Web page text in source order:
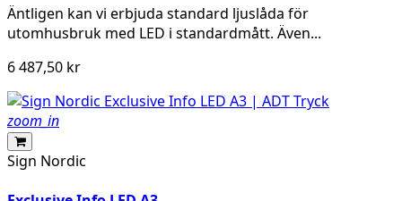
Äntligen kan vi erbjuda standard ljuslåda för
utomhusbruk med LED i standardmått. Även...
6 487,50 kr
zoom_in
Sign Nordic